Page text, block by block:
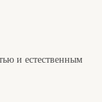
и естественным